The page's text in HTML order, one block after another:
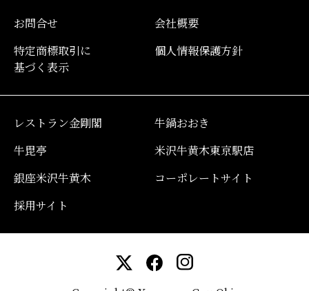
お問合せ
会社概要
特定商標取引に
基づく表示
個人情報保護方針
レストラン金剛閣
牛鍋おおき
牛毘亭
米沢牛黄木東京駅店
銀座米沢牛黄木
コーポレートサイト
採用サイト